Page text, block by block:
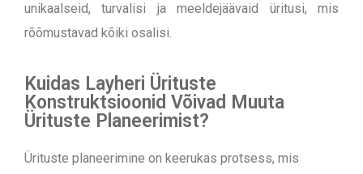
unikaalseid, turvalisi ja meeldejäävaid üritusi, mis
rõõmustavad kõiki osalisi.
Kuidas Layheri Ürituste
Konstruktsioonid Võivad Muuta
Ürituste Planeerimist?
Ürituste planeerimine on keerukas protsess, mis